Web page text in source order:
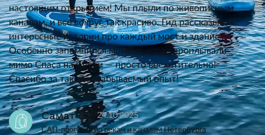
настоящим открытием! Мы плыли по живописным
каналам, и все вокруг так красиво. Гид рассказывал
интересные истории про каждый мост и здание.
Особенно запомнился момент, когда проплывали
мимо Спаса на Крови — просто восхитительно!
Спасибо за такой незабываемый опыт!
Самат Щ. 24.10.2025
САП-прогулка по рекам и каналам Петербурга